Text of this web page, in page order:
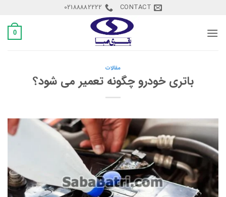
content
CONTACT
02188882222
0
مقالات
باتری خودرو چگونه تعمیر می شود؟